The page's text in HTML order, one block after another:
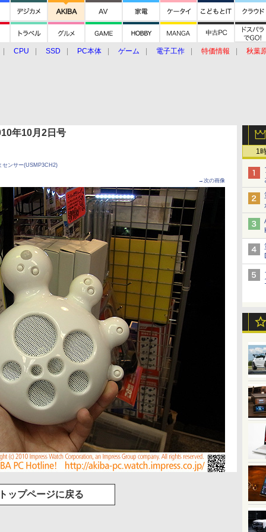
CPU SSD PC本体 ゲーム 電子工作 特価情報
秋葉
1
年10月2日号
センサー(USMP3CH2)
→次の画像
ップページに戻る